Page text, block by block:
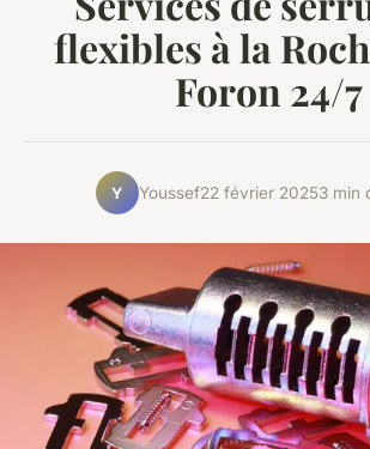
flexibles à la
Foron 24/7
Y Youssef22 février 20253 min